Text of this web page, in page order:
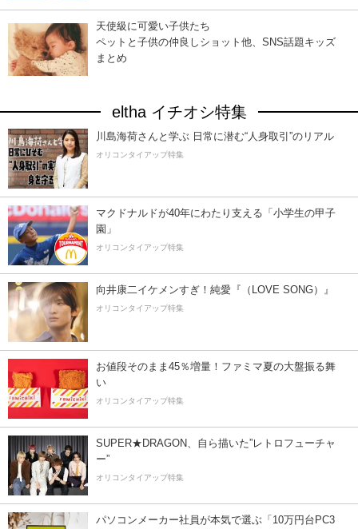
天使級に可愛い子供たち
ペットと子供の仲良しショット他、SNS話題キッズ
まとめ
eltha イチオシ特集
川島海荷さんと学ぶ 日常に潜む“人身取引”のリアル
オリコンタイアップ特集
マクドナルドが40年にわたり支える「小学生の甲子
園」
オリコンタイアップ特集
向井康二イケメンすぎ！純愛『（LOVE SONG）』
オリコンタイアップ特集
お値段そのまま45％増量！ファミマ夏の大盤振る舞
い
オリコンタイアップ特集
SUPER★DRAGON、自ら描いた”レトロフューチャ
ー”
オリコンタイアップ特集
パソコンメーカー社員が本気で選ぶ「10万円台PC3